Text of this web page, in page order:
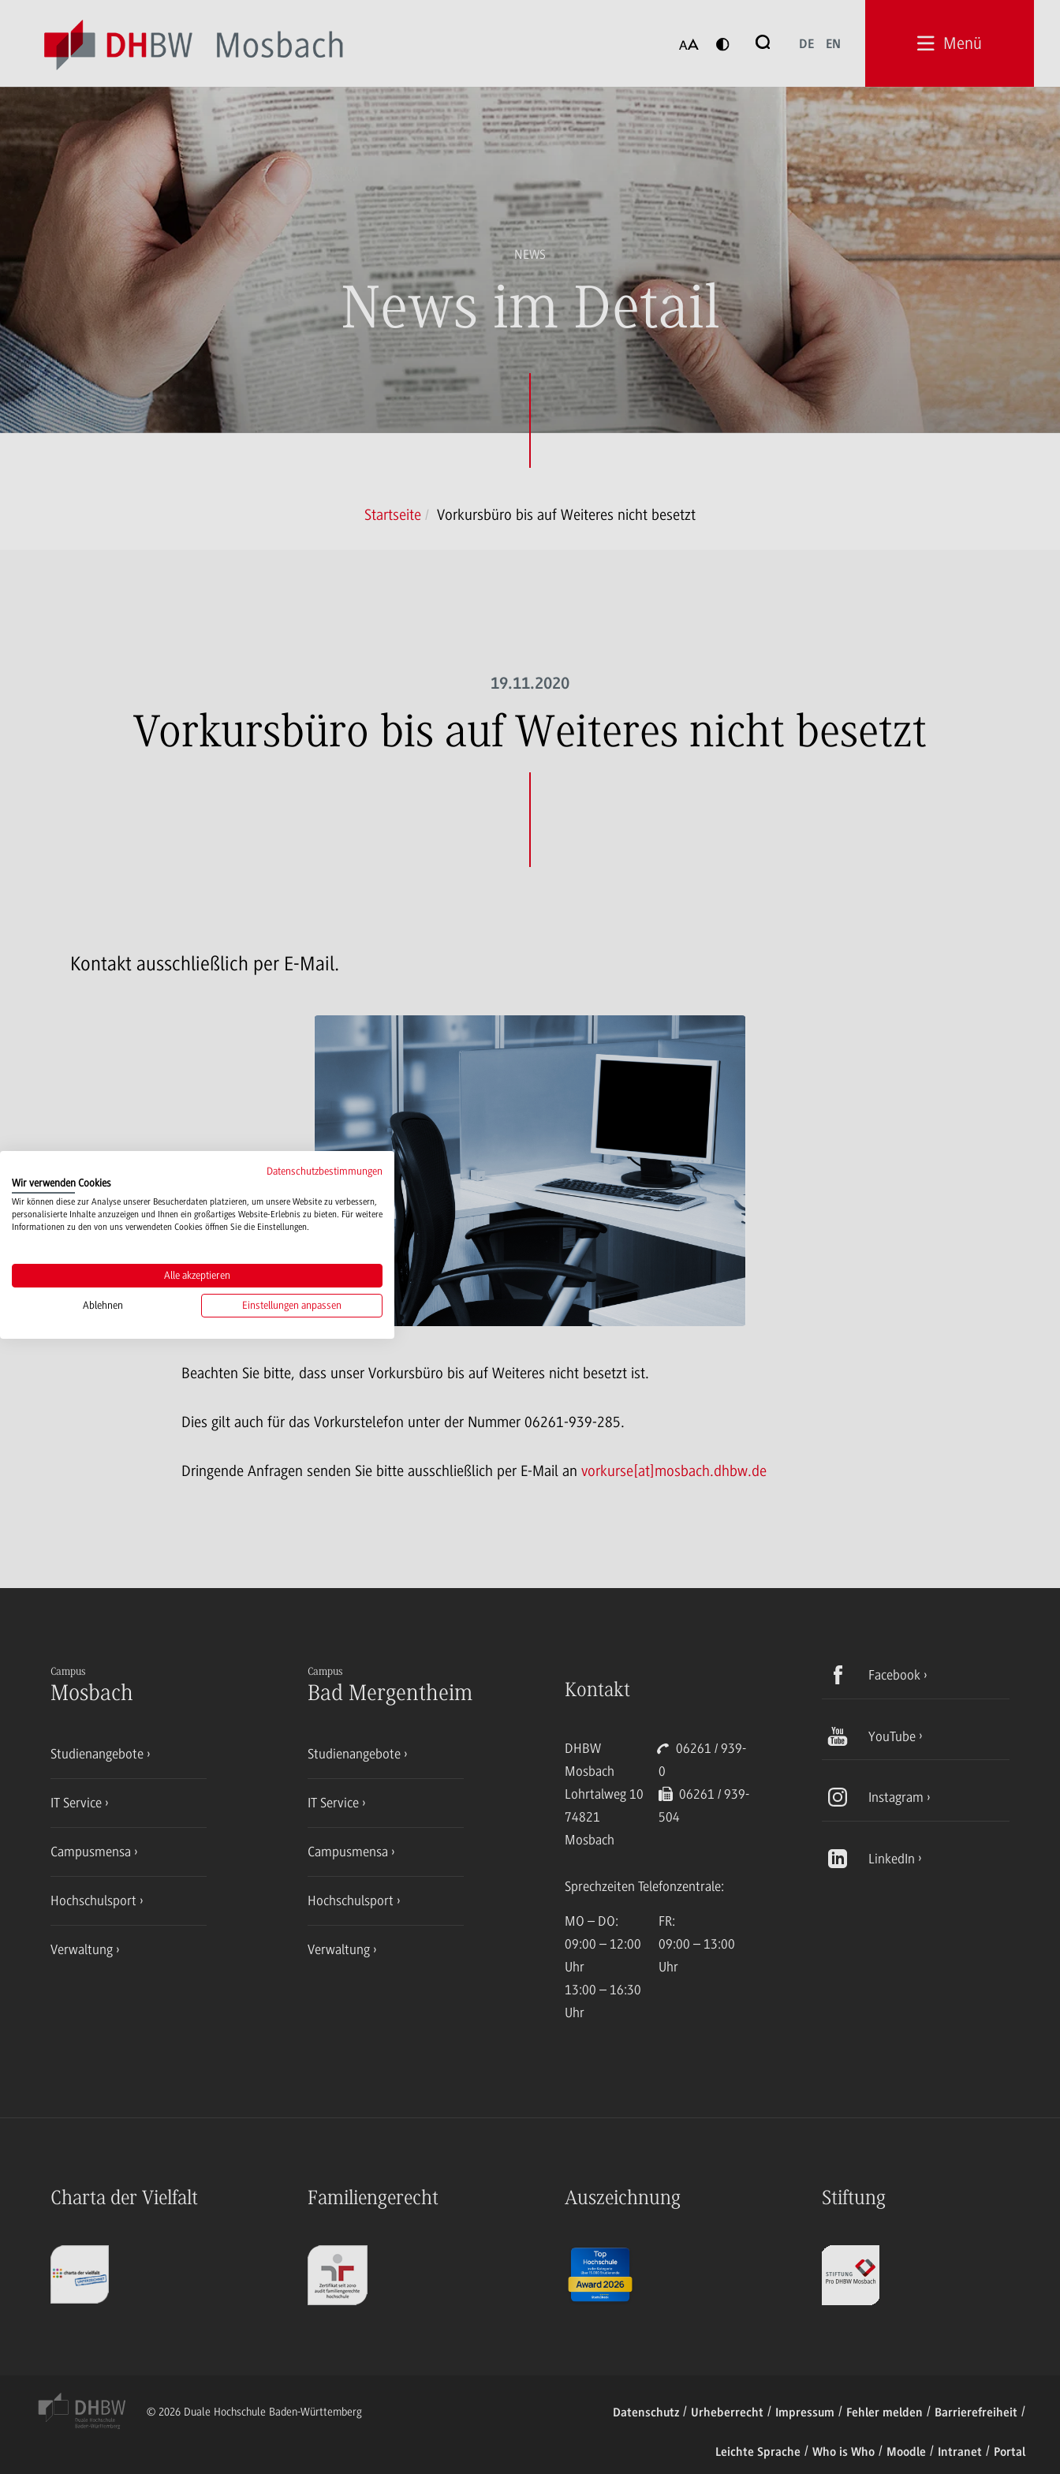
Suche
DE EN Menü
NEWS
News im Detail
Startseite Vorkursbüro bis auf Weiteres nicht besetzt
19.11.2020
Vorkursbüro bis auf Weiteres nicht besetzt
Kontakt ausschließlich per E-Mail.
Beachten Sie bitte, dass unser Vorkursbüro bis auf Weiteres nicht besetzt ist.
Dies gilt auch für das Vorkurstelefon unter der Nummer 06261-939-285.
Dringende Anfragen senden Sie bitte ausschließlich per E-Mail an vorkurse[at]mosbach.dhbw.de
Campus
Mosbach
Studienangebote
IT Service
Campusmensa
Hochschulsport
Verwaltung
Campus
Bad Mergentheim
Studienangebote
IT Service
Campusmensa
Hochschulsport
Verwaltung
Kontakt
DHBW
Mosbach
Lohrtalweg 10
74821
Mosbach
06261 / 939-
0
06261 / 939-
504
Sprechzeiten Telefonzentrale:
MO – DO:
09:00 – 12:00
Uhr
13:00 – 16:30
Uhr
FR:
09:00 – 13:00
Uhr
Facebook
YouTube
Instagram
LinkedIn
Charta der Vielfalt Familiengerecht Auszeichnung Stiftung
© 2026 Duale Hochschule Baden-Württemberg Datenschutz Urheberrecht Impressum Fehler melden Barrierefreiheit
Leichte Sprache Who is Who Moodle Intranet Portal
Datenschutzbestimmungen
Wir verwenden Cookies
Wir können diese zur Analyse unserer Besucherdaten platzieren, um unsere Website zu verbessern,
personalisierte Inhalte anzuzeigen und Ihnen ein großartiges Website-Erlebnis zu bieten. Für weitere
Informationen zu den von uns verwendeten Cookies öffnen Sie die Einstellungen.
Alle akzeptieren
Ablehnen Einstellungen anpassen